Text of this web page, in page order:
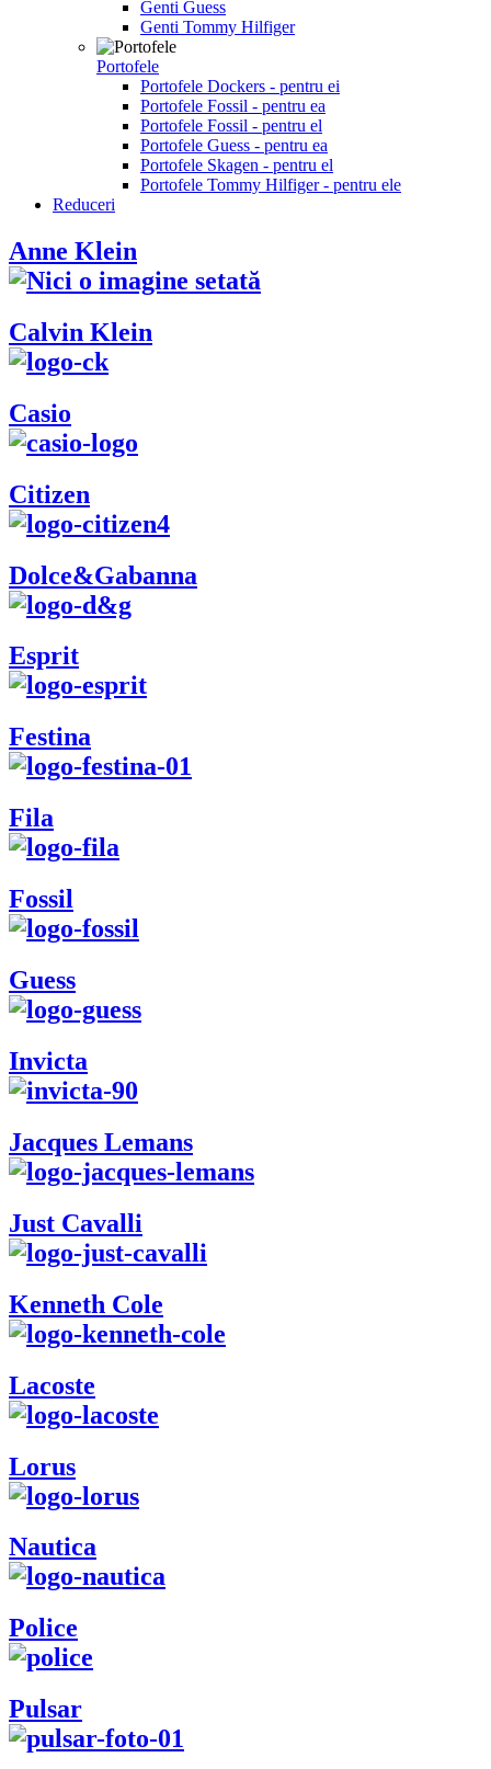
Genti Guess
Genti Tommy Hilfiger
Portofele
Portofele Dockers - pentru ei
Portofele Fossil - pentru ea
Portofele Fossil - pentru el
Portofele Guess - pentru ea
Portofele Skagen - pentru el
Portofele Tommy Hilfiger - pentru ele
Reduceri
Anne Klein
Calvin Klein
Casio
Citizen
Dolce&Gabanna
Esprit
Festina
Fila
Fossil
Guess
Invicta
Jacques Lemans
Just Cavalli
Kenneth Cole
Lacoste
Lorus
Nautica
Police
Pulsar